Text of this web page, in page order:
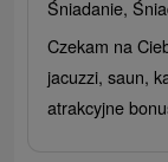
Śniadanie,
Czekam na
jacuzzi, saun,
atrakcyjne